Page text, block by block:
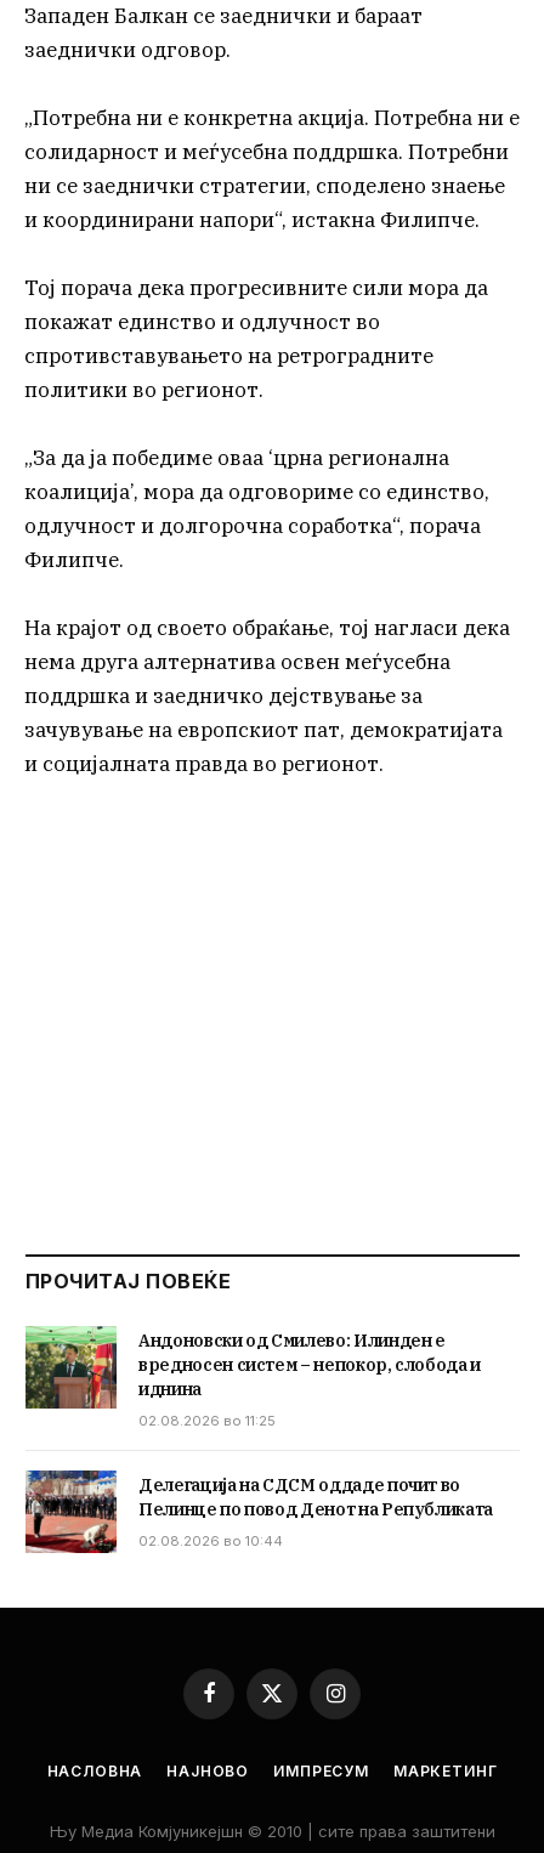
Западен Балкан се заеднички и бараат
заеднички одговор.
„Потребна ни е конкретна акција. Потребна ни е
солидарност и меѓусебна поддршка. Потребни
ни се заеднички стратегии, споделено знаење
и координирани напори“, истакна Филипче.
Тој порача дека прогресивните сили мора да
покажат единство и одлучност во
спротивставувањето на ретроградните
политики во регионот.
„За да ја победиме оваа ‘црна регионална
коалиција’, мора да одговориме со единство,
одлучност и долгорочна соработка“, порача
Филипче.
На крајот од своето обраќање, тој нагласи дека
нема друга алтернатива освен меѓусебна
поддршка и заедничко дејствување за
зачувување на европскиот пат, демократијата
и социјалната правда во регионот.
ПРОЧИТАЈ ПОВЕЌЕ
Андоновски од Смилево: Илинден е
вредносен систем – непокор, слобода и
иднина
02.08.2026 во 11:25
Делегација на СДСМ оддаде почит во
Пелинце по повод Денот на Републиката
02.08.2026 во 10:44
Facebook
X
Instagram
НАСЛОВНА НАЈНОВО ИМПРЕСУМ МАРКЕТИНГ
Њу Медиа Комјуникејшн © 2010 | сите права заштитени